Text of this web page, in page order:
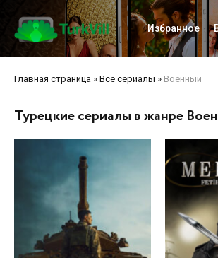
Избранное
Главная страница » Все сериалы » Военный
Турецкие сериалы в жанре